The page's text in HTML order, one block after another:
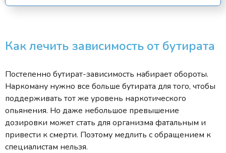
Как лечить зависимость от бутирата
Постепенно бутират-зависимость набирает обороты.
Наркоману нужно все больше бутирата для того, чтобы
поддерживать тот же уровень наркотического
опьянения. Но даже небольшое превышение
дозировки может стать для организма фатальным и
привести к смерти. Поэтому медлить с обращением к
специалистам нельзя.